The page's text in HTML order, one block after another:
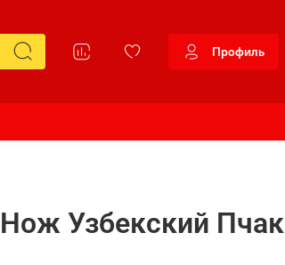
Профиль
Нож Узбекский Пчак